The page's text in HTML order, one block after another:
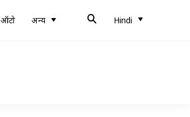
ऑटो अन्य Hindi